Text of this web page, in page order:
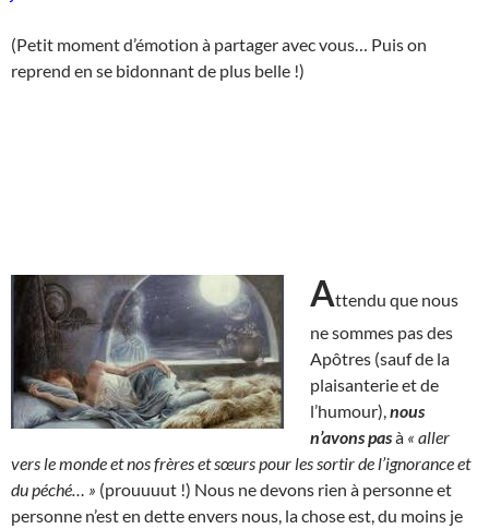
(Petit moment d’émotion à partager avec vous… Puis on
reprend en se bidonnant de plus belle !)
Attendu que nous
ne sommes pas des
Apôtres (sauf de la
plaisanterie et de
l’humour), nous
n’avons pasà « aller
vers le monde et nos frères et sœurs pour les sortir de l’ignorance et
du péché… » (prouuuut !) Nous ne devons rien à personne et
personne n’est en dette envers nous, la chose est, du moins je